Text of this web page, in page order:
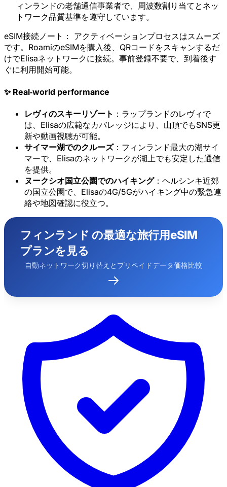
ィンランドの老舗通信事業者で、周波数割り当てとネッ
トワーク品質基準を遵守しています。
eSIM接続ノート：
アクティベーションプロセスはスムーズ
です。RoamiのeSIMを購入後、QRコードをスキャンするだ
けでElisaネットワークに接続。事前登録不要で、到着後す
ぐに利用開始可能。
✨ Real‑world performance
レヴィのスキーリゾート ：ラップランドのレヴィで
は、Elisaの広範なカバレッジにより、山頂でもSNS更
新や動画視聴が可能。
サイマー湖でのクルーズ：フィンランド最大の湖サイ
マーで、Elisaのネットワークが湖上でも安定した通信
を提供。
ヌークシオ国立公園でのハイキング：ヘルシンキ近郊
の国立公園で、Elisaの4G/5Gがハイキング中の緊急連
絡や地図確認に役立つ。
フィンランド の最適な旅行用eSIM
プランを見る
自動ネットワーク切り替えとプリペイドデータ価格比較